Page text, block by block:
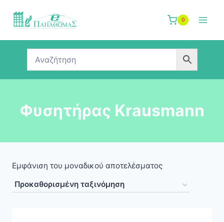
0
Φυσητήρας Krausmann
Εμφάνιση του μοναδικού αποτελέσματος